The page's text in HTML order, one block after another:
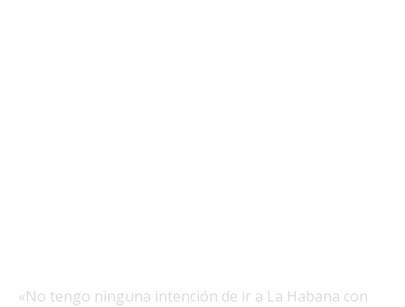
«No tengo ninguna intención de ir a La Habana con